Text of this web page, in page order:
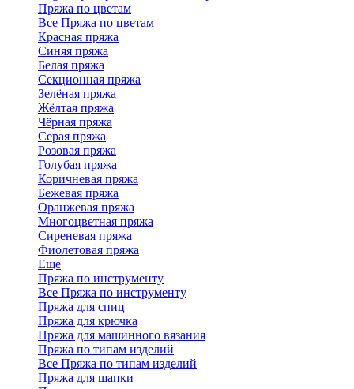
Пряжа по цветам
Все Пряжа по цветам
Красная пряжа
Синяя пряжа
Белая пряжа
Секционная пряжа
Зелёная пряжа
Жёлтая пряжа
Чёрная пряжа
Серая пряжа
Розовая пряжа
Голубая пряжа
Коричневая пряжа
Бежевая пряжа
Оранжевая пряжа
Многоцветная пряжа
Сиреневая пряжа
Фиолетовая пряжа
Еще
Пряжа по инструменту
Все Пряжа по инструменту
Пряжа для спиц
Пряжа для крючка
Пряжа для машинного вязания
Пряжа по типам изделий
Все Пряжа по типам изделий
Пряжа для шапки